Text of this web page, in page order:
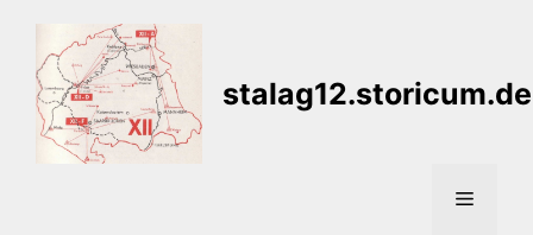
contenu
stalag12.storicum.de
Menu